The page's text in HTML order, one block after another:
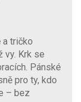
a tričko
vy. Krk se
Pánské
pro ty, kdo
– bez